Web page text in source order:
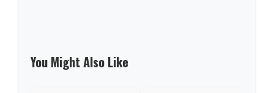
You Might Also Like